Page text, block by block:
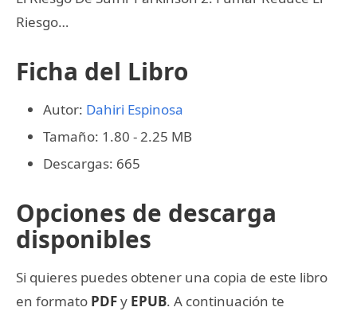
Riesgo…
Ficha del Libro
Autor: Dahiri Espinosa
Tamaño: 1.80 - 2.25 MB
Descargas: 665
Opciones de descarga
disponibles
Si quieres puedes obtener una copia de este libro
en formato PDFy EPUB. A continuación te